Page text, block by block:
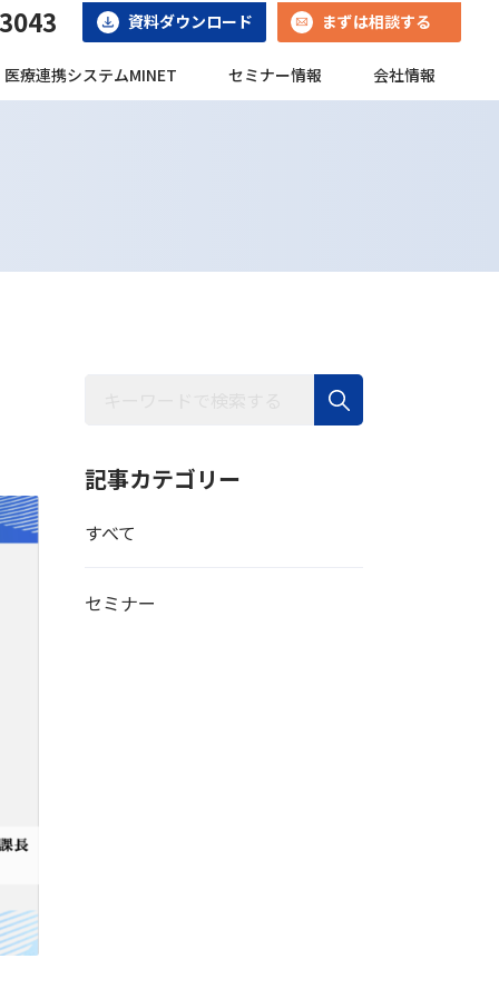
資料ダウンロード まずは相談する
医療連携システムMINET セミナー情報 会社情報
記事カテゴリー
すべて
セミナー